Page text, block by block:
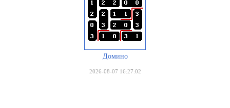
Домино
2026-08-07 16:27:02